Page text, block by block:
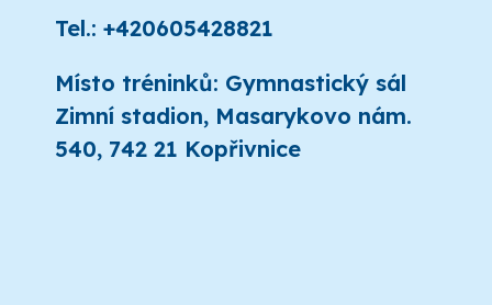
Tel.: +420605428821
Místo tréninků: Gymnastický sál
Zimní stadion, Masarykovo nám.
540, 742 21 Kopřivnice